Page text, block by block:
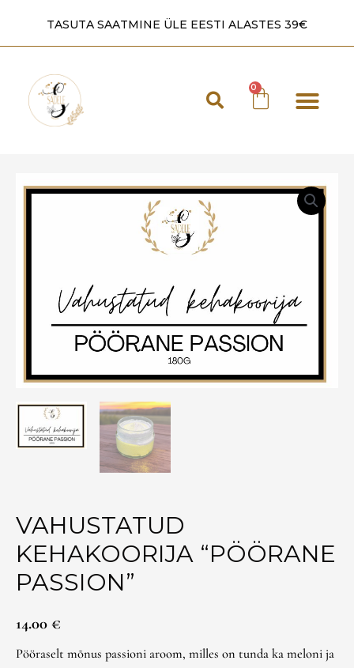
TASUTA SAATMINE ÜLE EESTI ALASTES 39€
VAHUSTATUD
KEHAKOORIJA “PÖÖRANE
PASSION”
14.00 €
Pööraselt mõnus passioni aroom, milles on tunda ka meloni ja